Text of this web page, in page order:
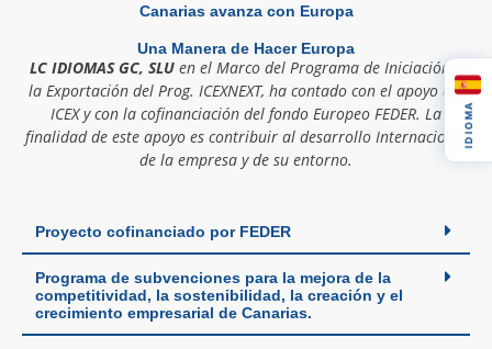
Canarias avanza con Europa
Una Manera de Hacer Europa
LC IDIOMAS GC, SLUen el Marco del Programa de Iniciación a
la Exportación del Prog. ICEXNEXT, ha contado con el apoyo del
ICEX y con la cofinanciación del fondo Europeo FEDER. La
finalidad de este apoyo es contribuir al desarrollo Internacional
de la empresa y de su entorno.
Proyecto cofinanciado por FEDER
Programa de subvenciones para la mejora de la
competitividad, la sostenibilidad, la creación y el
crecimiento empresarial de Canarias.
IDIOMA